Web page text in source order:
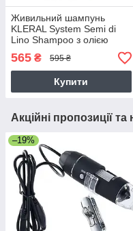
Живильний шампунь
KLERAL System Semi di
Lino Shampoo з олією
льону для пошкодженого
волосся, 300 мл
565 ₴ 595 ₴
Купити
Акційні пропозиції
–19%